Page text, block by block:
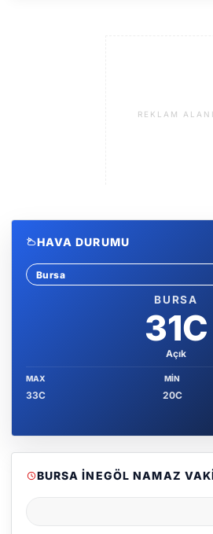
REKLAM ALANI
HAVA DURUMU
Sehir sec
BURSA
31C
Açık
MAX
33C
MIN
20C
BURSA İNEGÖL NAMAZ